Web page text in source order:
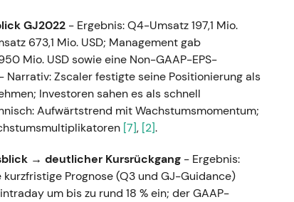
GJ2022 - Ergebnis: Q4-Umsatz 197,1 Mio.
673,1 Mio. USD; Management gab
Mio. USD sowie eine Non-GAAP-EPS-
Narrativ: Zscaler festigte seine Positionierung als
Investoren sahen es als schnell
Aufwärtstrend mit Wachstumsmomentum;
[7], [2].
→ deutlicher Kursrückgang - Ergebnis:
Prognose (Q3 und GJ-Guidance)
um bis zu rund 18 % ein; der GAAP-